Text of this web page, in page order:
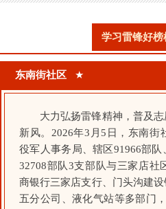
学习雷锋好榜
东南街社区 ★
大力弘扬雷锋精神，普及
新风。2026年3月5日，东南街
役军人事务局、辖区91966部队
32708部队3支部队与三家店社
商银行三家店支行、门头沟建
五分公司、液化气站等多部门